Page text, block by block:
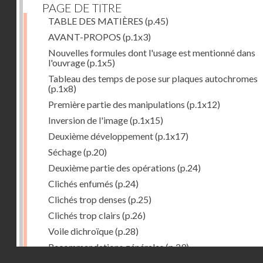
PAGE DE TITRE
TABLE DES MATIÈRES (p.45)
AVANT-PROPOS (p.1x3)
Nouvelles formules dont l'usage est mentionné dans
l'ouvrage(p.1x5)
Tableau des temps de pose sur plaques autochromes
(p.1x8)
Première partie des manipulations (p.1x12)
Inversion de l'image(p.1x15)
Deuxième développement(p.1x17)
Séchage(p.20)
Deuxième partie des opérations (p.24)
Clichés enfumés (p.24)
Clichés trop denses (p.25)
Clichés trop clairs (p.26)
Voile dichroïque(p.28)
Recommandations générales(p.29)